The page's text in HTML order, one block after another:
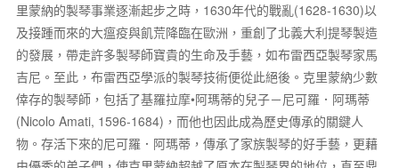
里蒙納的製琴事業逐漸起步之時，1630年代的戰亂(1628-1630)以
及接踵而來的大瘟疫與飢荒降臨在歐洲，重創了北義大利提琴製造
的發展，帶走許多製琴師寶貴的生命及手藝，如布雷西亞製琴家馬
吉尼。至此，布雷西亞學派的製琴技術便從此絕後。克里蒙納少數
倖存的製琴師，包括了基羅拉摩•阿瑪蒂的兒子－尼可羅．阿瑪蒂
(Nicolo Amati, 1596-1684)，而他也因此成為歷史傳承的關鍵人
物。存活下來的尼可羅．阿瑪蒂，傳承了家族製琴的好手藝，更藉